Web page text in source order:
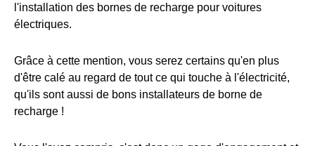
l'installation des bornes de recharge pour voitures
électriques.
Grâce à cette mention, vous serez certains qu'en plus
d'être calé au regard de tout ce qui touche à l'électricité,
qu'ils sont aussi de bons installateurs de borne de
recharge !